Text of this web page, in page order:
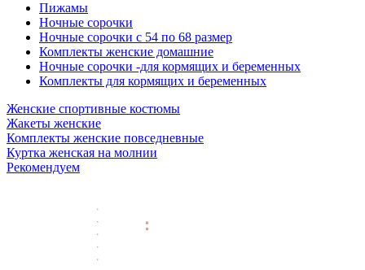
Пижамы
Ночные сорочки
Ночные сорочки с 54 по 68 размер
Комплекты женские домашние
Ночные сорочки -для кормящих и беременных
Комплекты для кормящих и беременных
Женские спортивные костюмы
Жакеты женские
Комплекты женские повседневные
Куртка женская на молнии
Рекомендуем